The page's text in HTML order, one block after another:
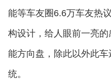
能等车友圈6.6万车友热
构设计，给人眼前一亮
能方向盘，除此以外此
统。